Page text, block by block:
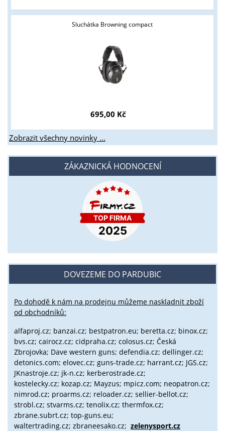
Sluchátka Browning compact
695,00 Kč
Zobrazit všechny novinky ...
ZÁKAZNICKÁ HODNOCENÍ
DOVEZEME DO PARDUBIC
Po dohodě k nám na prodejnu můžeme naskladnit zboží
od obchodníků:
alfaproj.cz; banzai.cz; bestpatron.eu; beretta.cz; binox.cz;
bvs.cz; cairocz.cz; cidpraha.cz; colosus.cz; Česká
Zbrojovka; Dave western guns; defendia.cz; dellinger.cz;
detonics.com; elovec.cz; guns-trade.cz; harrant.cz; JGS.cz;
JKnastroje.cz; jk-n.cz; kerberostrade.cz;
kostelecky.cz; kozap.cz; Mayzus; mpicz.com; neopatron.cz;
nimrod.cz; proarms.cz; reloader.cz; sellier-bellot.cz;
strobl.cz; stvarms.cz; tenolix.cz; thermfox.cz;
zbrane.subrt.cz; top-guns.eu;
waltertrading.cz; zbraneesako.cz; zelenysport.cz